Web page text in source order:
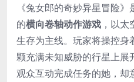
《兔女郎的奇妙异星冒险
的横向卷轴动作游戏 ，以
生存为主线。玩家将操控身
颗充满未知威胁的行星上展
观众互动完成任务的她，却